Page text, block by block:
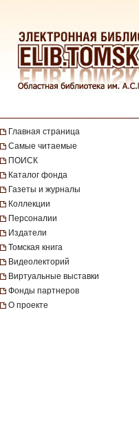
Главная страница
Самые читаемые
ПОИСК
Каталог фонда
Газеты и журналы
Коллекции
Персоналии
Издатели
Томская книга
Видеолекторий
Виртуальные выставки
Фонды партнеров
О проекте